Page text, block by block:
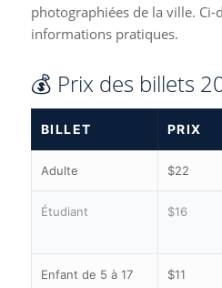
photographiées de la ville. Ci-
informations pratiques.
💰 Prix des billets
BILLET PRIX
Adulte $22
Étudiant $16
Enfant de 5 à 17
$11